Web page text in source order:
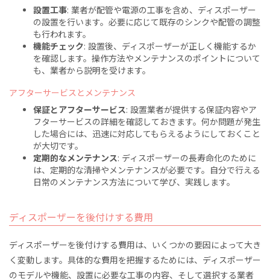
設置工事: 業者が配管や電源の工事を含め、ディスポーザー
の設置を行います。必要に応じて既存のシンクや配管の調整
も行われます。
機能チェック: 設置後、ディスポーザーが正しく機能するか
を確認します。操作方法やメンテナンスのポイントについて
も、業者から説明を受けます。
アフターサービスとメンテナンス
保証とアフターサービス: 設置業者が提供する保証内容やア
フターサービスの詳細を確認しておきます。何か問題が発生
した場合には、迅速に対応してもらえるようにしておくこと
が大切です。
定期的なメンテナンス: ディスポーザーの長寿命化のために
は、定期的な清掃やメンテナンスが必要です。自分で行える
日常のメンテナンス方法について学び、実践します。
ディスポーザーを後付けする費用
ディスポーザーを後付けする費用は、いくつかの要因によって大き
く変動します。具体的な費用を把握するためには、ディスポーザー
のモデルや機能、設置に必要な工事の内容、そして選択する業者